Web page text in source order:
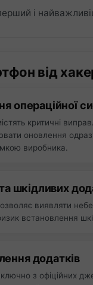
і
від
операційної
критичні
оновлення
виробника.
шкідливих
виявляти
встановлення
додатків
з офіційних